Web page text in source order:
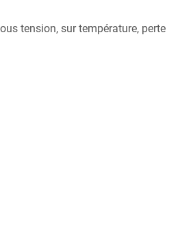
tension, sur température, perte